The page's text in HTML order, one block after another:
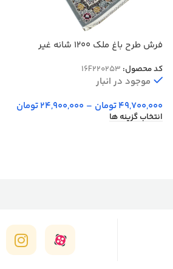
فرش طرح باغ ملک 1200 شانه غیر
کد محصول: 16F220253
موجود در انبار
49,700,000تومان –
24,900,000تومان
انتخاب گزینه ها